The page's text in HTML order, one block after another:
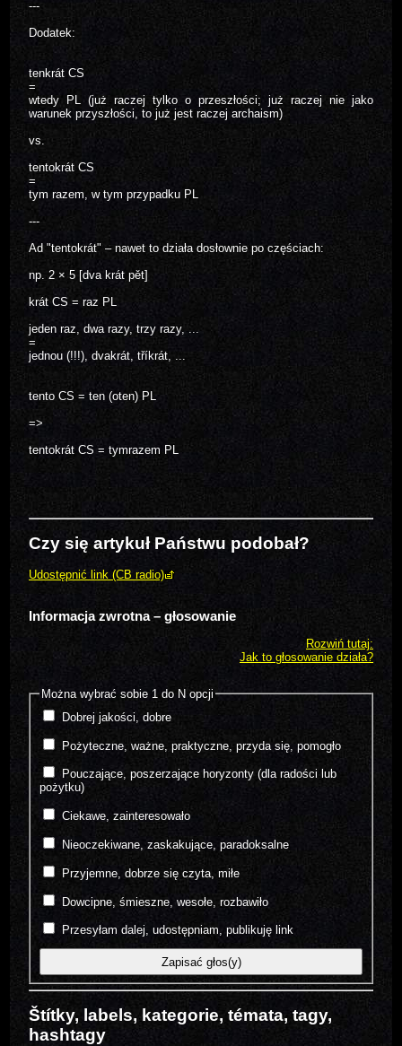
---
Dodatek:
tenkrát CS
=
wtedy PL (już raczej tylko o przeszłości; już raczej nie jako
warunek przyszłości, to już jest raczej archaism)
vs.
tentokrát CS
=
tym razem, w tym przypadku PL
---
Ad "tentokrát" – nawet to działa dosłownie po częściach:
np. 2 × 5 [dva krát pět]
krát CS = raz PL
jeden raz, dwa razy, trzy razy, ...
=
jednou (!!!), dvakrát, tříkrát, ...
tento CS = ten (oten) PL
=>
tentokrát CS = tymrazem PL
Czy się artykuł Państwu podobał?
Udostępnić link (CB radio)
Informacja zwrotna – głosowanie
Rozwiń tutaj:
Jak to głosowanie działa?
Można wybrać sobie 1 do N opcji
Dobrej jakości, dobre
Pożyteczne, ważne, praktyczne, przyda się, pomogło
Pouczające, poszerzające horyzonty (dla radości lub
pożytku)
Ciekawe, zainteresowało
Nieoczekiwane, zaskakujące, paradoksalne
Przyjemne, dobrze się czyta, miłe
Dowcipne, śmieszne, wesołe, rozbawiło
Przesyłam dalej, udostępniam, publikuję link
Štítky, labels, kategorie, témata, tagy,
hashtagy